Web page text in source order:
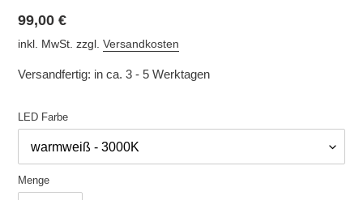
Normaler
Preis
99,00 €
inkl. MwSt. zzgl. Versandkosten
Versandfertig: in ca. 3 - 5 Werktagen
LED Farbe
Menge